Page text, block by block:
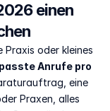
einen
oder kleines
Anrufe pro
eine
Praxen, alles